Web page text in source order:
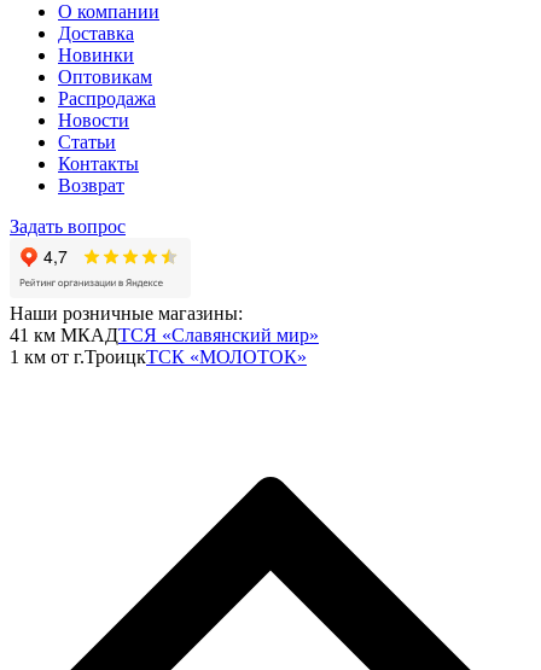
О компании
Доставка
Новинки
Оптовикам
Распродажа
Новости
Статьи
Контакты
Возврат
Задать вопрос
Наши розничные магазины:
41 км МКАДТСЯ «Славянский мир»
1 км от г.ТроицкТСК «МОЛОТОК»